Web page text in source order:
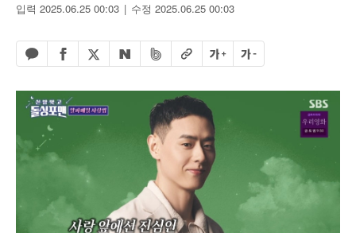
입력 2025.06.25 00:03 수정 2025.06.25 00:03
카카오톡 공유하기
페이스북 공유하기
엑스 공유하기
네이버 공유하기
밴드 공유하기
URL복사글자 크게글자 작게